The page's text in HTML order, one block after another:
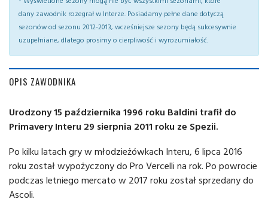
dany zawodnik rozegrał w Interze. Posiadamy pełne dane dotyczą
sezonów od sezonu 2012-2013, wcześniejsze sezony będą sukcesywnie
uzupełniane, dlatego prosimy o cierpliwość i wyrozumiałość.
OPIS ZAWODNIKA
Urodzony 15 października 1996 roku Baldini trafił do
Primavery Interu 29 sierpnia 2011 roku ze Spezii.
Po kilku latach gry w młodzieżówkach Interu, 6 lipca 2016
roku został wypożyczony do Pro Vercelli na rok. Po powrocie
podczas letniego mercato w 2017 roku został sprzedany do
Ascoli.